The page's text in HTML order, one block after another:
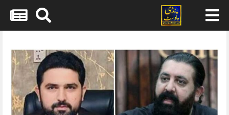
content